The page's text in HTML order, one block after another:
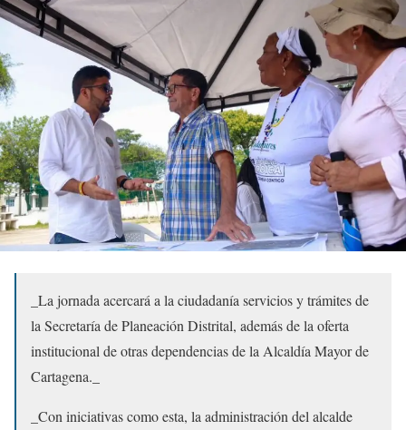
_La jornada acercará a la ciudadanía servicios y trámites de
la Secretaría de Planeación Distrital, además de la oferta
institucional de otras dependencias de la Alcaldía Mayor de
Cartagena._
_Con iniciativas como esta, la administración del alcalde